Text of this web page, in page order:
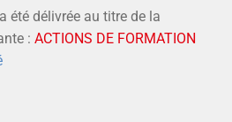
été délivrée au titre de la
: ACTIONS DE FORMATION